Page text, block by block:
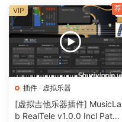
插件 · 虚拟乐器
[虚拟吉他乐器插件] MusicLa
b RealTele v1.0.0 Incl Patch
VIP 荐